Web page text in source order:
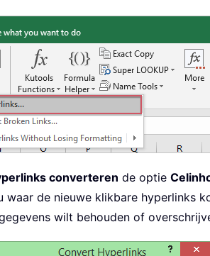
converteren de optie
waar de nieuwe klikbare hyperlinks
wilt behouden of